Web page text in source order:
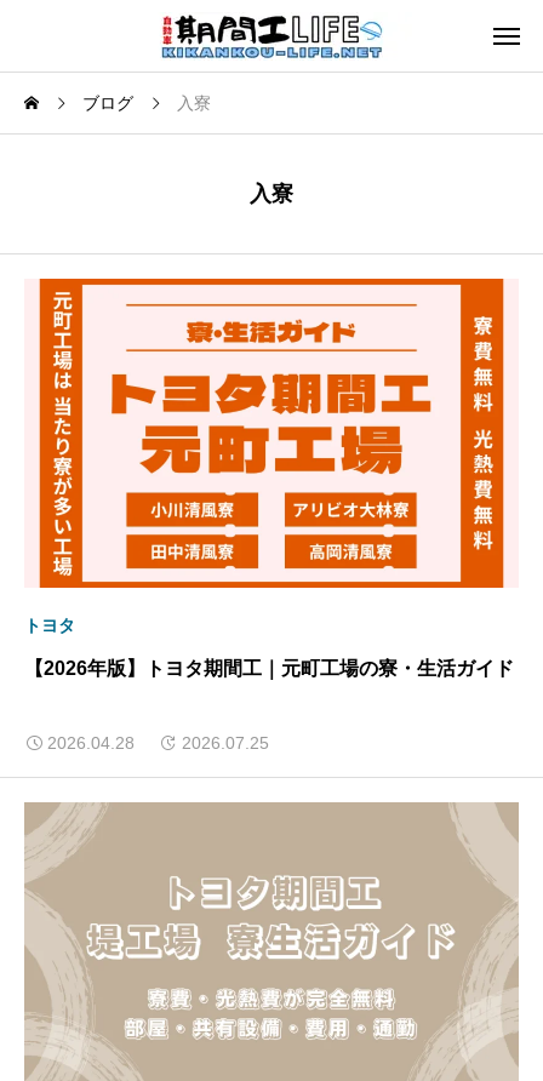
ブログ 入寮
入寮
トヨタ
【2026年版】トヨタ期間工｜元町工場の寮・生活ガイド
2026.04.28 2026.07.25